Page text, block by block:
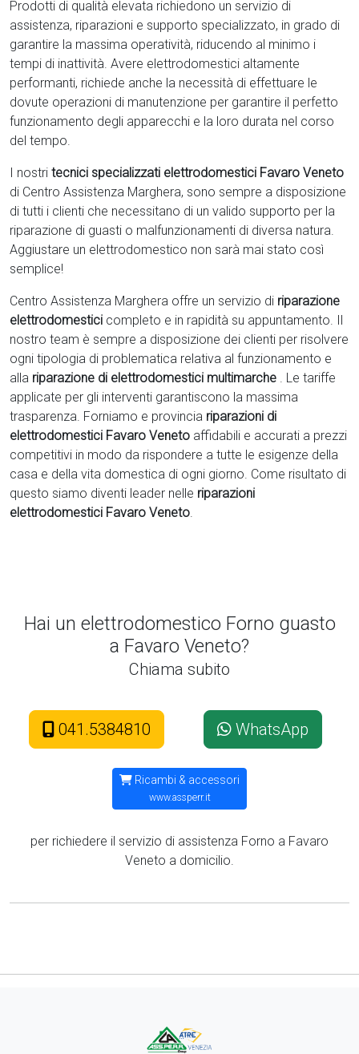
Prodotti di qualità elevata richiedono un servizio di
assistenza, riparazioni e supporto specializzato, in grado di
garantire la massima operatività, riducendo al minimo i
tempi di inattività. Avere elettrodomestici altamente
performanti, richiede anche la necessità di effettuare le
dovute operazioni di manutenzione per garantire il perfetto
funzionamento degli apparecchi e la loro durata nel corso
del tempo.
I nostri tecnici specializzati elettrodomestici Favaro Veneto
di Centro Assistenza Marghera, sono sempre a disposizione
di tutti i clienti che necessitano di un valido supporto per la
riparazione di guasti o malfunzionamenti di diversa natura.
Aggiustare un elettrodomestico non sarà mai stato così
semplice!
Centro Assistenza Marghera offre un servizio di riparazione
elettrodomestici completo e in rapidità su appuntamento. Il
nostro team è sempre a disposizione dei clienti per risolvere
ogni tipologia di problematica relativa al funzionamento e
alla riparazione di elettrodomestici multimarche . Le tariffe
applicate per gli interventi garantiscono la massima
trasparenza. Forniamo e provincia riparazioni di
elettrodomestici Favaro Veneto affidabili e accurati a prezzi
competitivi in modo da rispondere a tutte le esigenze della
casa e della vita domestica di ogni giorno. Come risultato di
questo siamo diventi leader nelle riparazioni
elettrodomestici Favaro Veneto.
Hai un elettrodomestico Forno guasto
a Favaro Veneto?
Chiama subito
041.5384810 WhatsApp
Ricambi & accessori
www.assperr.it
per richiedere il servizio di assistenza Forno a Favaro
Veneto a domicilio.